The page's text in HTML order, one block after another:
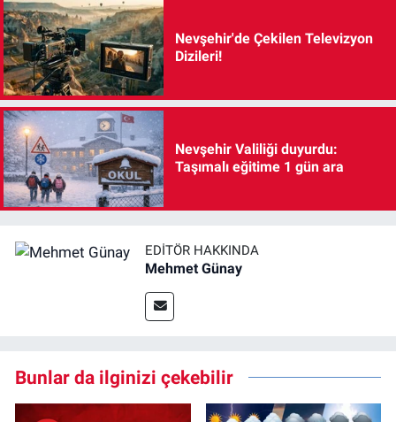
Nevşehir'de Çekilen Televizyon
Dizileri!
Nevşehir Valiliği duyurdu:
Taşımalı eğitime 1 gün ara
EDITÖR HAKKINDA
Mehmet Günay
Bunlar da ilginizi çekebilir